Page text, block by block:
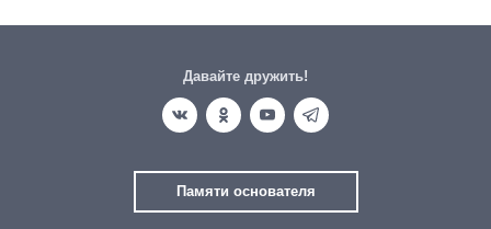
Давайте дружить!
Памяти основателя